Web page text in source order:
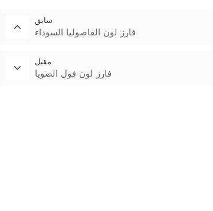
سابق
فارز لون الفاصوليا السوداء
مقبل
فارز لون فول الصويا